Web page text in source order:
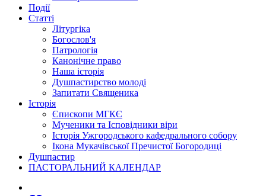
Події
Статті
Літургіка
Богослов'я
Патрологія
Канонічне право
Наша історія
Душпастирство молоді
Запитати Священика
Історія
Єпископи МГКЄ
Мученики та Ісповідники віри
Історія Ужгородського кафедрального собору
Ікона Мукачівської Пречистої Богородиці
Душпастир
ПАСТОРАЛЬНИЙ КАЛЕНДАР